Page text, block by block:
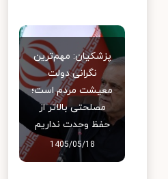
پزشکیان: مهم‌ترین
نگرانی دولت
معیشت مردم است؛
مصلحتی بالاتر از
حفظ وحدت نداریم
1405/05/18